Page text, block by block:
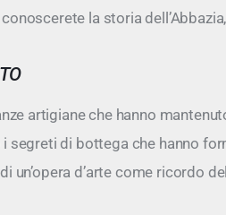
la storia
artigiane che hanno
segreti di bottega che hanno
un’opera d’arte come ricordo